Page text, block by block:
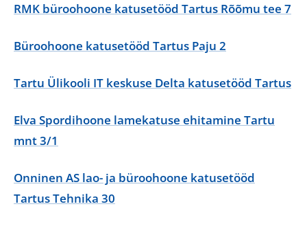
RMK büroohoone katusetööd Tartus Rõõmu tee 7
Büroohoone katusetööd Tartus Paju 2
Tartu Ülikooli IT keskuse Delta katusetööd Tartus
Elva Spordihoone lamekatuse ehitamine Tartu
mnt 3/1
Onninen AS lao- ja büroohoone katusetööd
Tartus Tehnika 30